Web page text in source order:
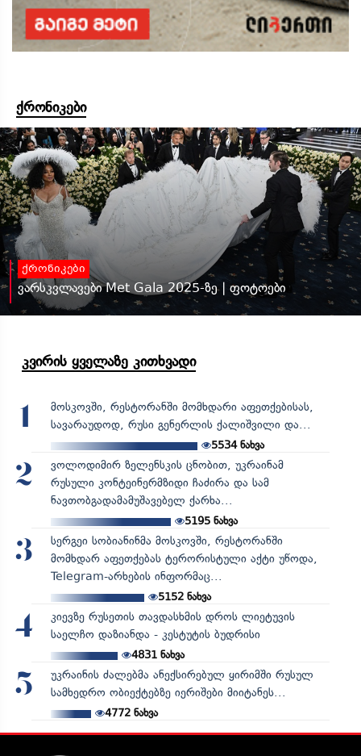
ქრონიკები
ქრონიკები
ვარსკვლავები Met Gala 2025-ზე | ფოტოები
კვირის ყველაზე კითხვადი
1
მოსკოვში, რესტორანში მომხდარი აფეთქებისას,
სავარაუდოდ, რუსი გენერლის ქალიშვილი და...
5534ნახვა
2
ვოლოდიმირ ზელენსკის ცნობით, უკრაინამ
რუსული კონტეინერმზიდი ჩაძირა და სამ
ნავთობგადამამუშავებელ ქარხა...
5195ნახვა
3
სერგეი სობიანინმა მოსკოვში, რესტორანში
მომხდარ აფეთქებას ტერორისტული აქტი უწოდა,
Telegram-არხების ინფორმაც...
5152ნახვა
4
კიევზე რუსეთის თავდასხმის დროს ლიეტუვის
საელჩო დაზიანდა - კესტუტის ბუდრისი
4831ნახვა
5
უკრაინის ძალებმა ანექსირებულ ყირიმში რუსულ
სამხედრო ობიექტებზე იერიშები მიიტანეს...
4772ნახვა